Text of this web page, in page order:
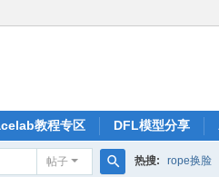
教程专区 DFL模型分享
帖子 热搜: rope换脸